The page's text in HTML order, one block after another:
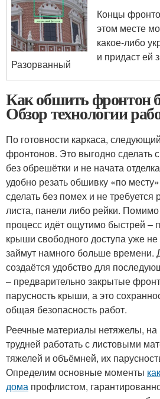
Разорванный
Концы
этом месте
какое-либо
и придаст ей
Как обшить фронтон
Обзор технологии
По готовности каркаса,
фронтонов. Это выгодно сделать
без обрешётки и не начата
удобно резать обшивку «по
сделать без помех и не требуется
листа, панели либо рейки. Помимо
процесс идёт ощутимо быстрей –
крыши свободного доступа уже
займут намного больше времени.
создаётся удобство для
– предварительно закрытые
парусность крыши, а это
общая безопасность работ.
Реечные материалы нетяжелы, на
трудней работать с листовыми
тяжелей и объёмней, их
Определим основные моменты
дома профлистом,